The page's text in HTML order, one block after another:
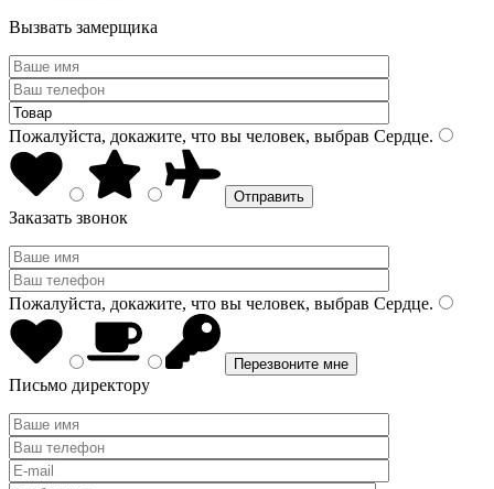
Вызвать замерщика
Пожалуйста, докажите, что вы человек, выбрав Сердце.
Заказать звонок
Пожалуйста, докажите, что вы человек, выбрав Сердце.
Письмо директору